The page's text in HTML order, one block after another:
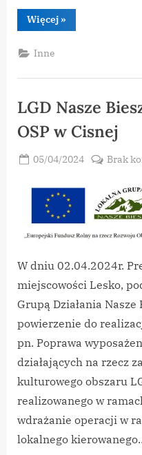
Więcej“LGD
Nasze
»
Inne
LGD Nasze
OSP w Cisnej
Posted
05/04/2024
Brak
W dniu 02.04.2024r.
miejscowości Lesko,
Grupą Działania Nasze
powierzenie do
pn. Poprawa
działających na rzecz
kulturowego obszaru
realizowanego w
wdrażanie operacji w
lokalnego